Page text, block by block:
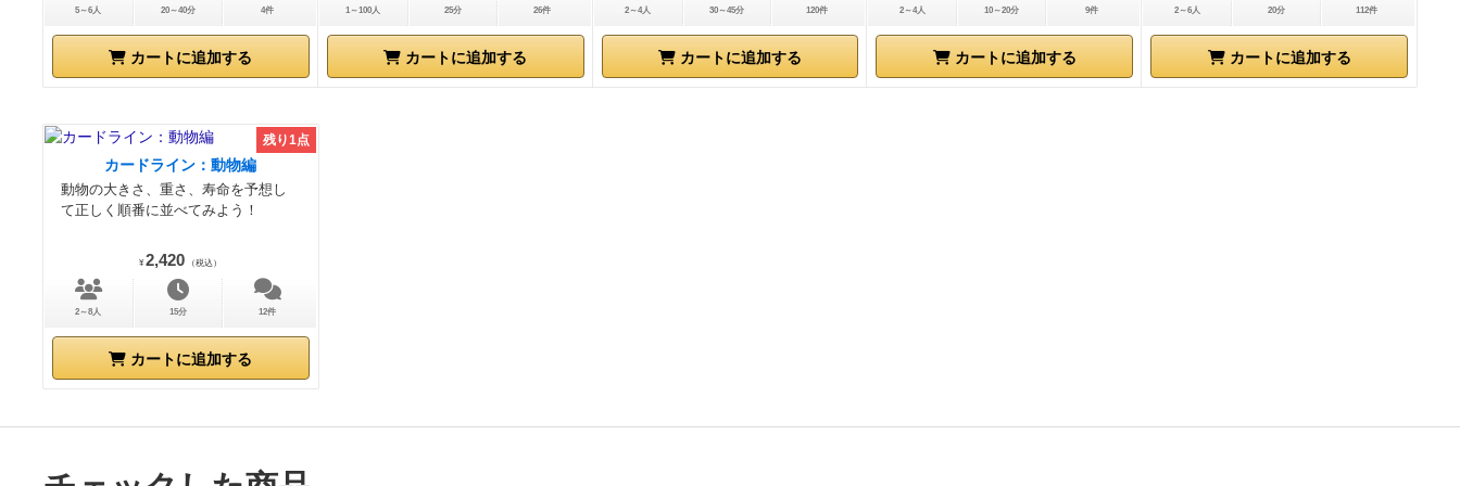
5～6人 20～40分 4件
カートに追加する
1～100人 25分 26件
カートに追加する
2～4人 30～45分 120件
カートに追加する
2～4人 10～20分 9件
カートに追加する
2～6人 20分 112件
カートに追加する
残り1点
カードライン：動物編
動物の大きさ、重さ、寿命を予想し
て正しく順番に並べてみよう！
¥ 2,420 （税込）
2～8人 15分 12件
カートに追加する